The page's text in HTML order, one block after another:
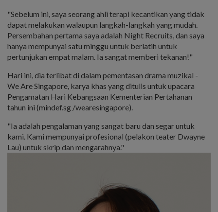
"Sebelum ini, saya seorang ahli terapi kecantikan yang tidak
dapat melakukan walaupun langkah-langkah yang mudah.
Persembahan pertama saya adalah Night Recruits, dan saya
hanya mempunyai satu minggu untuk berlatih untuk
pertunjukan empat malam. Ia sangat memberi tekanan!"
Hari ini, dia terlibat di dalam pementasan drama muzikal -
We Are Singapore, karya khas yang ditulis untuk upacara
Pengamatan Hari Kebangsaan Kementerian Pertahanan
tahun ini (mindef.sg /wearesingapore).
"Ia adalah pengalaman yang sangat baru dan segar untuk
kami. Kami mempunyai profesional (pelakon teater Dwayne
Lau) untuk skrip dan mengarahnya."